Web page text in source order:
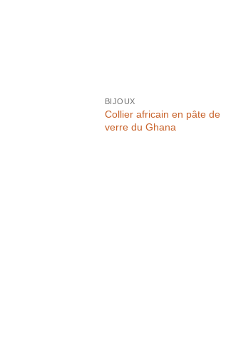
BIJOUX
Collier africain en pâte de
verre du Ghana